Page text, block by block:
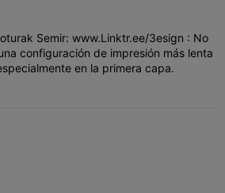
Semir: www.Linktr.ee/3esign : No
configuración de impresión más lenta
en la primera capa.